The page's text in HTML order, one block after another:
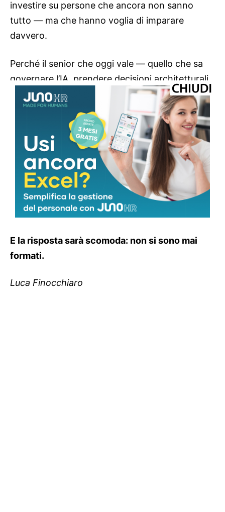
investire su persone che ancora non sanno
tutto — ma che hanno voglia di imparare
davvero.
Perché il senior che oggi vale — quello che sa
governare l’IA, prendere decisioni architetturali,
capire il problema reale del cliente prima ancora
di scrivere una riga di codice — non è caduto
dal cielo. È il risultato di anni di errori, di progetti
andati storto, di notti passate a capire perché
qualcosa non funzionava.
Se chiudiamo il rubinetto dei ruoli junior, tra
cinque anni ci troveremo a chiederci dove sono
finiti i senior del futuro.
E la risposta sarà scomoda: non si sono mai
formati.
Luca Finocchiaro